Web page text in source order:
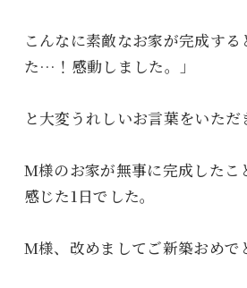
こんなに素敵なお家が完成する
た…！感動しました。」
と大変うれしいお言葉をいただ
M様のお家が無事に完成したこ
感じた1日でした。
M様、改めましてご新築おめで